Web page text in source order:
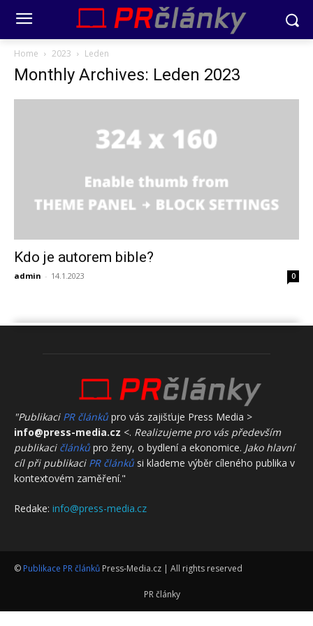
Home 2023 Leden
Monthly Archives: Leden 2023
Kdo je autorem bible?
admin - 14.1.2023 0
"Publikaci PR článků pro vás zajišťuje Press Media >
info@press-media.cz <. Realizujeme pro vás především
publikaci článků pro ženy, o bydlení a ekonomice. Jako hlavní
cíl při publikaci PR článků si klademe výběr cíleného publika v
kontextovém zaměření."
Redake: info@press-media.cz
© Publikace PR článků Press-Media.cz | All rights reserved
PR články